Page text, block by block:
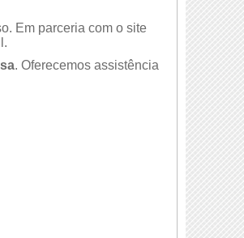
Em parceria com o site
. Oferecemos assistência